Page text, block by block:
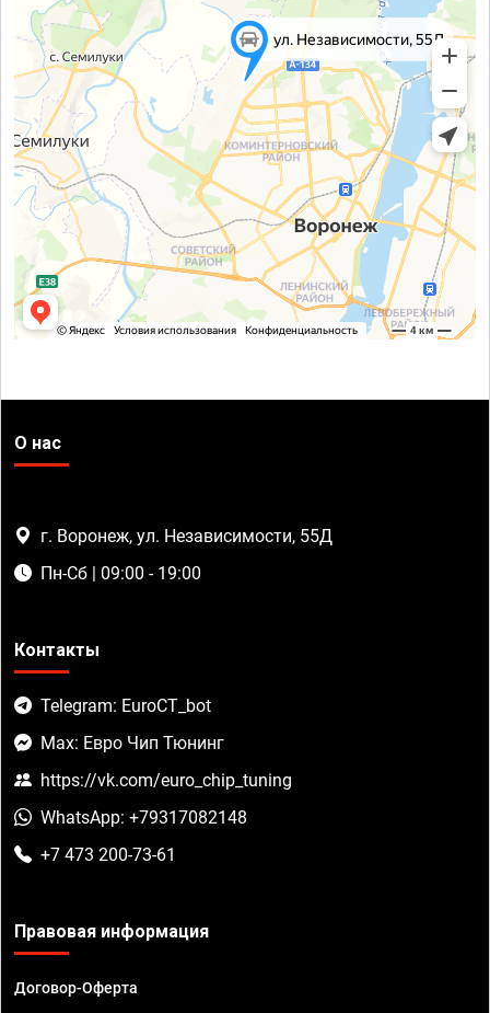
О нас
г. Воронеж, ул. Независимости, 55Д
Пн-Сб | 09:00 - 19:00
Контакты
Telegram: EuroCT_bot
Max: Евро Чип Тюнинг
https://vk.com/euro_chip_tuning
WhatsApp: +79317082148
+7 473 200-73-61
Правовая информация
Договор-Оферта